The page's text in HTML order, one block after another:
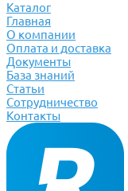
Каталог
Главная
О компании
Оплата и доставка
Документы
База знаний
Статьи
Сотрудничество
Контакты